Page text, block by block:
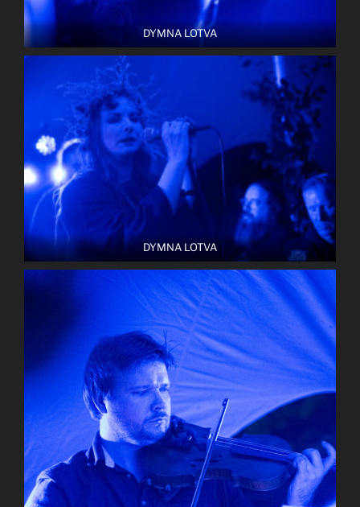
DYMNA LOTVA
DYMNA LOTVA